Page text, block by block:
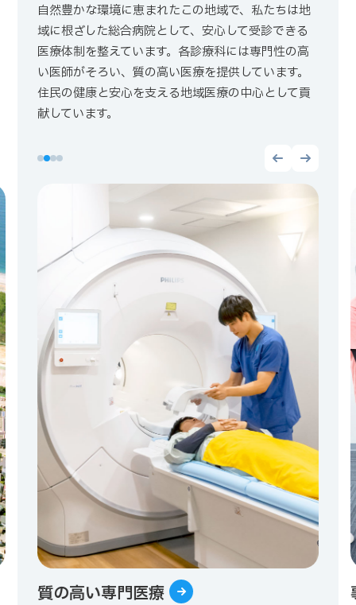
自然豊かな環境に恵まれたこの地域で、私たちは地
域に根ざした総合病院として、安心して受診できる
医療体制を整えています。各診療科には専門性の高
い医師がそろい、質の高い医療を提供しています。
住民の健康と安心を支える地域医療の中心として貢
献しています。
質の高い専門医療